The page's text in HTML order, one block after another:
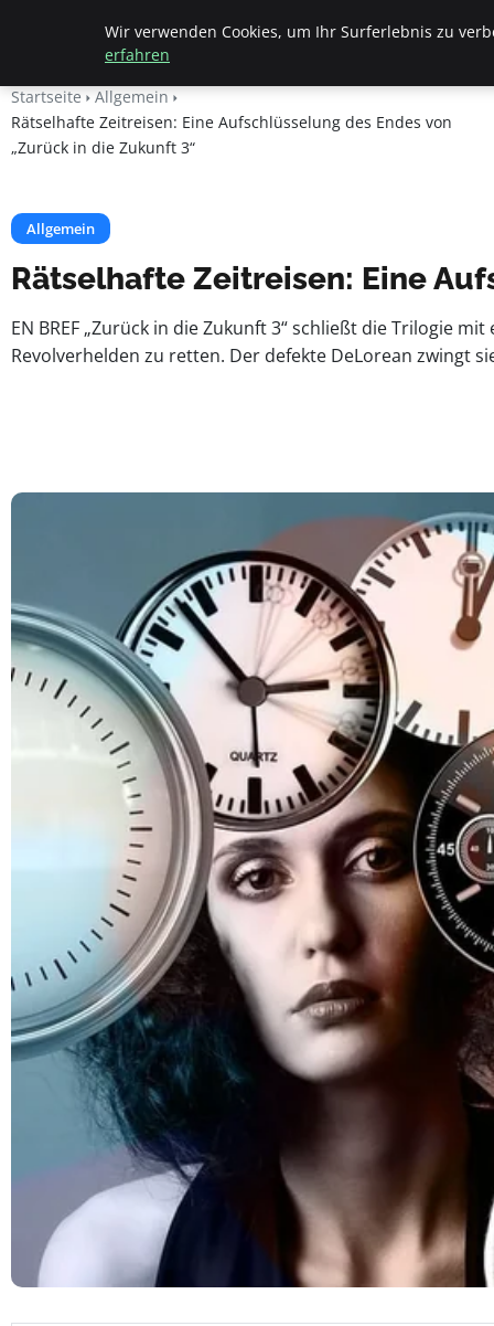
Beyond Surface
Startseite
Allgemein
Rätselhafte Zeitreisen: Eine Aufschlüsselung des Endes von
„Zurück in die Zukunft 3“
Allgemein
Rätselhafte Zeitreisen: Eine
EN BREF „Zurück in die Zukunft 3“ schließt die Trilogie
Revolverhelden zu retten. Der defekte DeLorean zwingt
Wir verwenden Cookies, um Ihr Surferlebnis zu
erfahren